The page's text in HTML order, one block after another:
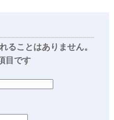
ることはありません。
目です